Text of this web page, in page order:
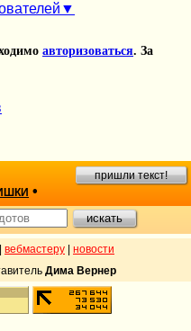
авторизоваться. За
•
пришли текст!
вебмастеру
новости
Дима Вернер